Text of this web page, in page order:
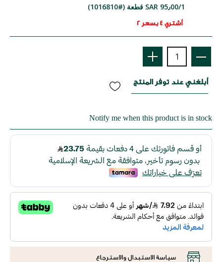
SAR 95٫00/1 قطعة (#1016810)
أشتري 4 بسعر 2
أبلغني عند توفر المنتج
Notify me when this product is in stock
سياسة الاستبدال والاسترجاع